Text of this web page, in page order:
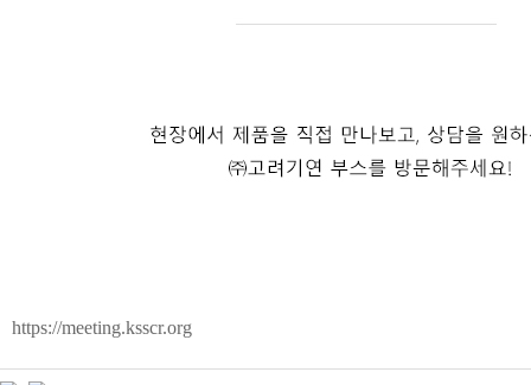
https://meeting.ksscr.org